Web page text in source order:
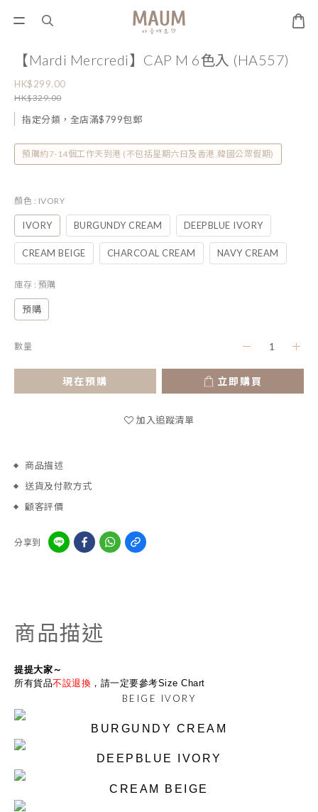
【Mardi Mercredi】CAP M 6色入 (HA557)
HK$299.00
HK$329.00
指定分類，全店滿$799包郵
預購約7-14個工作天到港 (不包括星期六日及香港,韓國公眾假期)
顏色 : IVORY
IVORY BURGUNDY CREAM DEEPBLUE IVORY
CREAM BEIGE CHARCOAL CREAM NAVY CREAM
庫存 : 預購
預購
數量
現在預購 立即購買
加入追蹤清單
商品描述
送貨及付款方式
顧客評價
分享到
商品描述
提提大家～
所有貨品不設退換 ，請一定要參考Size Chart
BEIGE IVORY
BURGUNDY CREAM
DEEPBLUE IVORY
CREAM BEIGE